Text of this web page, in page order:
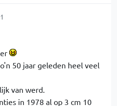
50 jaar geleden heel veel
van werd.
in 1978 al op 3 cm 10